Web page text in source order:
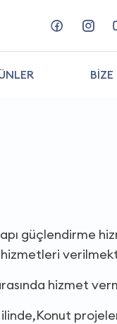
güçlendirme
hizmet